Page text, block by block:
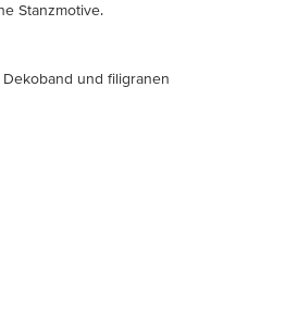
Stanzmotive.
und filigranen